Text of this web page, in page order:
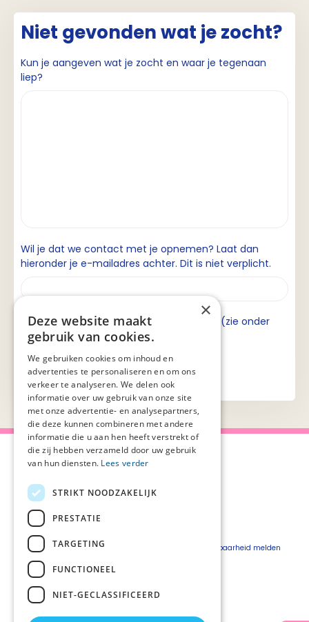
Niet gevonden wat je zocht?
Kun je aangeven wat je zocht en waar je tegenaan
liep?
Wil je dat we contact met je opnemen? Laat dan
hieronder je e-mailadres achter. Dit is niet verplicht.
Ik ga akkoord met de privacyverklaring (zie onder
aan de pagina).
Over Palliaweb
Over PZNL
Pers
Vacatures
Webshop
Privacyverklaring
Beveiligingskwetsbaarheid melden
×
Deze website maakt
gebruik van cookies.
We gebruiken cookies om inhoud en
advertenties te personaliseren en om ons
verkeer te analyseren. We delen ook
informatie over uw gebruik van onze site
met onze advertentie- en analysepartners,
die deze kunnen combineren met andere
informatie die u aan hen heeft verstrekt of
die zij hebben verzameld door uw gebruik
van hun diensten. Lees verder
STRIKT NOODZAKELIJK
PRESTATIE
TARGETING
FUNCTIONEEL
NIET-GECLASSIFICEERD